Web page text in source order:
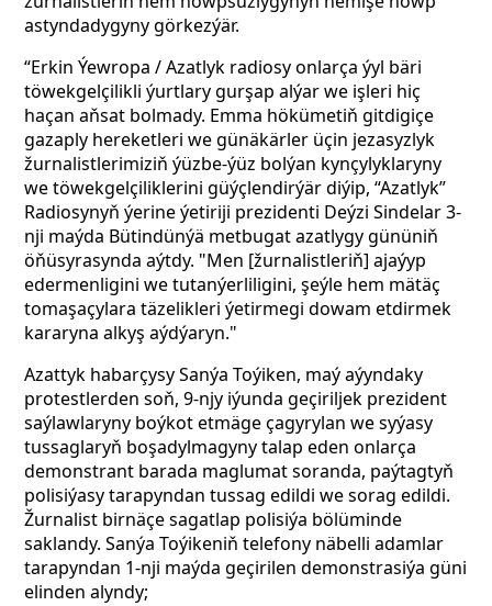
astyndadygyny görkezýär.
“Erkin Ýewropa / Azatlyk radiosy onlarça ýyl bäri
töwekgelçilikli ýurtlary gurşap alýar we işleri hiç
haçan aňsat bolmady. Emma hökümetiň gitdigiçe
gazaply hereketleri we günäkärler üçin jezasyzlyk
žurnalistlerimiziň ýüzbe-ýüz bolýan kynçylyklaryny
we töwekgelçiliklerini güýçlendirýär diýip, “Azatlyk”
Radiosynyň ýerine ýetiriji prezidenti Deýzi Sindelar 3-
nji maýda Bütindünýä metbugat azatlygy gününiň
öňüsyrasynda aýtdy. "Men [žurnalistleriň] ajaýyp
edermenligini we tutanýerliligini, şeýle hem mätäç
tomaşaçylara täzelikleri ýetirmegi dowam etdirmek
kararyna alkyş aýdýaryn."
Azattyk habarçysy Sanýa Toýiken, maý aýyndaky
protestlerden soň, 9-njy iýunda geçiriljek prezident
saýlawlaryny boýkot etmäge çagyrylan we syýasy
tussaglaryň boşadylmagyny talap eden onlarça
demonstrant barada maglumat soranda, paýtagtyň
polisiýasy tarapyndan tussag edildi we sorag edildi.
Žurnalist birnäçe sagatlap polisiýa bölüminde
saklandy. Sanýa Toýikeniň telefony näbelli adamlar
tarapyndan 1-nji maýda geçirilen demonstrasiýa güni
elinden alyndy;